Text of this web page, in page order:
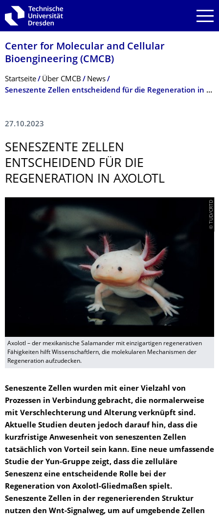
Zur Hauptnavigation springen
Zur Suche springen
Zum Inhalt springen
Center for Molecular and Cellular
Bioengineering (CMCB)
Breadcrumb-Menü
Startseite Über CMCB
News
Seneszente Zellen entscheidend für die Regeneration in Axolotl
27.10.2023
SENESZENTE ZELLEN
ENTSCHEIDEND FÜR DIE
REGENERATION IN AXOLOTL
© TUD/CRTD
Axolotl – der mexikanische Salamander mit einzigartigen regenerativen
Fähigkeiten hilft Wissenschaftlern, die molekularen Mechanismen der
Regeneration aufzudecken.
Seneszente Zellen wurden mit einer Vielzahl von
Prozessen in Verbindung gebracht, die normalerweise
mit Verschlechterung und Alterung verknüpft sind.
Aktuelle Studien deuten jedoch darauf hin, dass die
kurzfristige Anwesenheit von seneszenten Zellen
tatsächlich von Vorteil sein kann. Eine neue umfassende
Studie der Yun-Gruppe zeigt, dass die zelluläre
Seneszenz eine entscheidende Rolle bei der
Regeneration von Axolotl-Gliedmaßen spielt.
Seneszente Zellen in der regenerierenden Struktur
nutzen den Wnt-Signalweg, um auf umgebende Zellen